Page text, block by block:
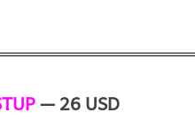
— 26 USD